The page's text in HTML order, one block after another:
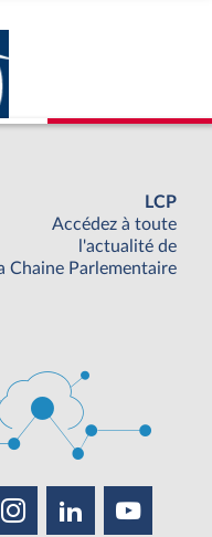
LCP
Accédez à toute
l'actualité de
Chaine Parlementaire